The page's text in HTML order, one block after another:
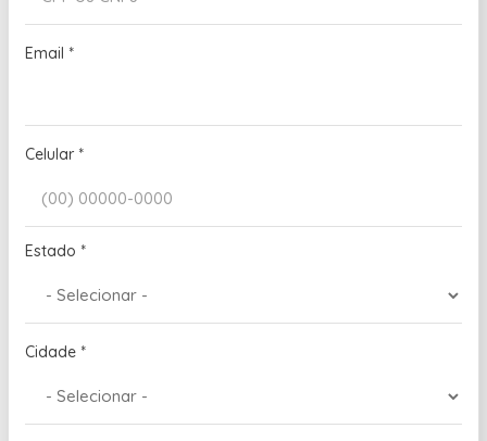
Email *
Celular *
Estado *
Cidade *